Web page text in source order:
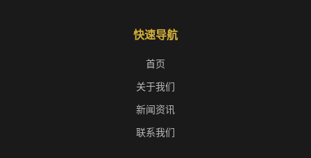
快速导航
首页
关于我们
新闻资讯
联系我们